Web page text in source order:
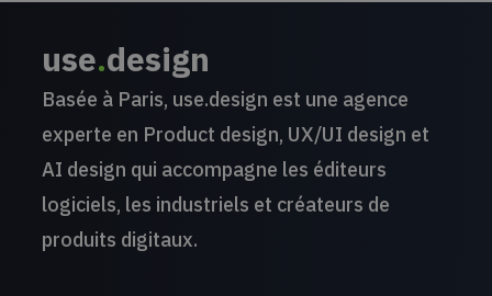
use.design
Basée à Paris, use.design est une agence
experte en Product design, UX/UI design et
AI design qui accompagne les éditeurs
logiciels, les industriels et créateurs de
produits digitaux.